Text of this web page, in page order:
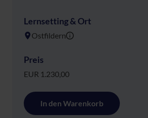
Lernsetting & Ort
Ostfildern
Preis
EUR 1.230,00
In den Warenkorb